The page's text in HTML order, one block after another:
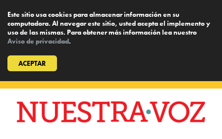
Este sitio usa cookies para almacenar información en su
computadora. Al navegar este sitio, usted acepta el implemento y
uso de las mismas. Para obtener más información lea nuestro
Aviso de privacidad.
ACEPTAR
content